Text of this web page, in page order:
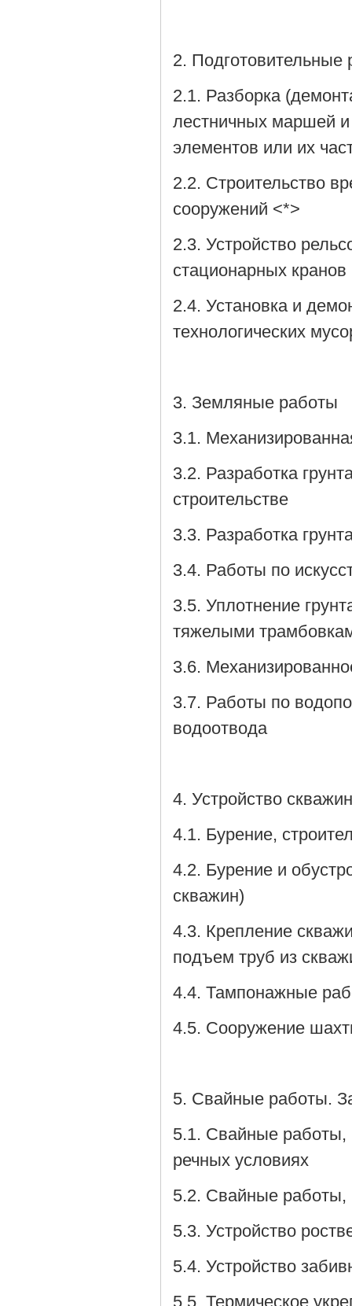
2. Подготовительные
2.1. Разборка
лестничных маршей и
элементов или их
2.2. Строительство
сооружений <*>
2.3. Устройство
стационарных кранов
2.4. Установка и
технологических
3. Земляные работы
3.1.
3.2. Разработка
строительстве
3.3. Разработка
3.4. Работы по
3.5. Уплотнение
тяжелыми
3.6.
3.7. Работы по
водоотвода
4. Устройство
4.1. Бурение,
4.2. Бурение и
скважин)
4.3. Крепление
подъем труб из
4.4. Тампонажные
4.5. Сооружение
5. Свайные работы.
5.1. Свайные работы,
речных условиях
5.2. Свайные работы,
5.3. Устройство
5.4. Устройство
5.5. Термическое